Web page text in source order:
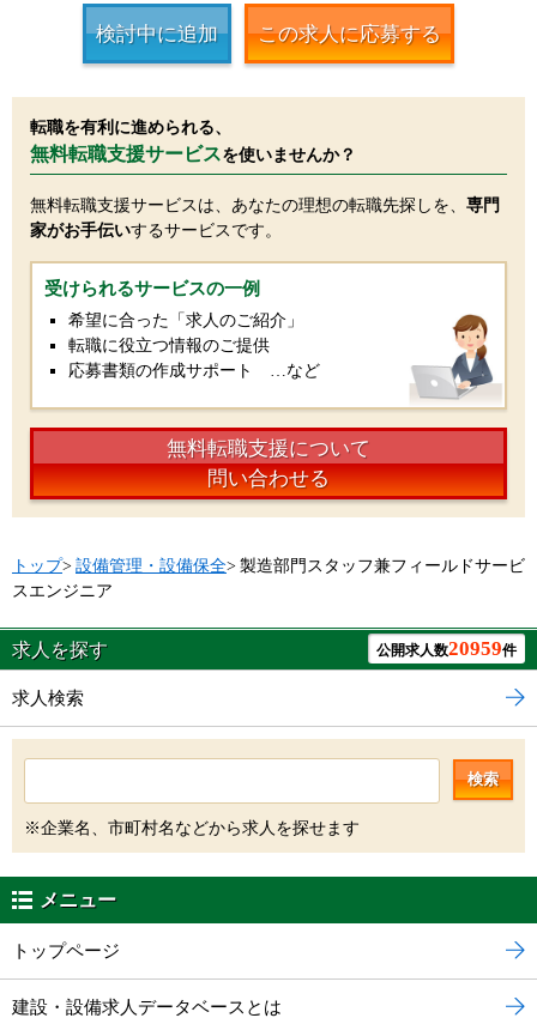
検討中に追加 この求人に応募する
転職を有利に進められる、
無料転職支援サービスを使いませんか？
無料転職支援サービスは、あなたの理想の転職先探しを、 専門
家がお手伝いするサービスです。
受けられるサービスの一例
希望に合った「求人のご紹介」
転職に役立つ情報のご提供
応募書類の作成サポート …など
無料転職支援について
問い合わせる
トップ> 設備管理・設備保全> 製造部門スタッフ兼フィールドサービ
スエンジニア
求人を探す 公開求人数20959件
求人検索
検索
※企業名、市町村名などから求人を探せます
メニュー
トップページ
建設・設備求人データベースとは